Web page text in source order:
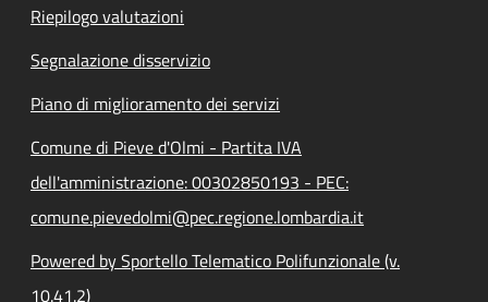
Riepilogo valutazioni
Segnalazione disservizio
Piano di miglioramento dei servizi
Comune di Pieve d'Olmi - Partita IVA
dell'amministrazione: 00302850193 - PEC:
comune.pievedolmi@pec.regione.lombardia.it
Powered by Sportello Telematico Polifunzionale (v.
10.41.2)